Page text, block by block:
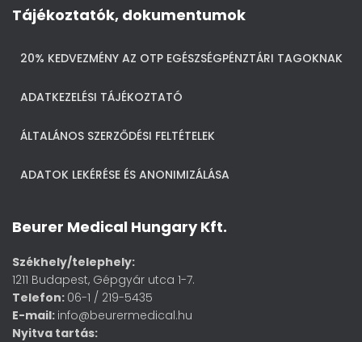
Tájékoztatók, dokumentumok
20% KEDVEZMÉNY AZ OTP EGÉSZSÉGPÉNZTÁRI TAGOKNAK
ADATKEZELÉSI TÁJÉKOZTATÓ
ÁLTALÁNOS SZERZŐDÉSI FELTÉTELEK
ADATOK LEKÉRÉSE ÉS ANONIMIZÁLÁSA
Beurer Medical Hungary Kft.
Székhely/telephely:
1211 Budapest, Gépgyár utca 1-7.
Telefon: 06-1 / 219-5435
E-mail: info@beurermedical.hu
Nyitva tartás: